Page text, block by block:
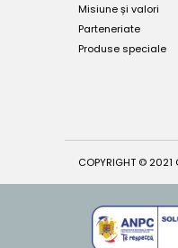
Misiune și valori
Parteneriate
Produse speciale
COPYRIGHT © 2021